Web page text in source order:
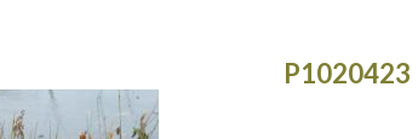
P1020423